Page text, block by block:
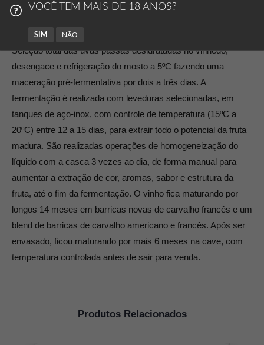
Descrição
Seleção total das uvas passas desidratadas no vinhedo,
desengace e refrigeração do mosto a 5ºC fazendo uma
maceração pré-fermentativa por dois a três dias. A
fermentação é realizada com leveduras selecionadas, em
tanques de aço-inox, com controle de temperatura (15ºC a
20ºC) entre 12 a 15 dias, para extrair todo o potencial da fruta
madura. São realizadas operações de homogeneização do
líquido com a casca 3 vezes ao dia, de forma manual para
aumentar a extração de cor, aromas, sabor e estrutura da
fruta, até o fim da fermentação. O vinho fica maturando por
longos 14 meses em barricas novas de carvalho francês e um
blend de barricas de carvalho americano e francês. Após ser
envasado, ficou maturando por mais 6 meses na cave, com
temperatura controlada antes de sair para venda.
Produtos Relacionados
VOCÊ TEM MAIS DE 18 ANOS?
SIM NÃO